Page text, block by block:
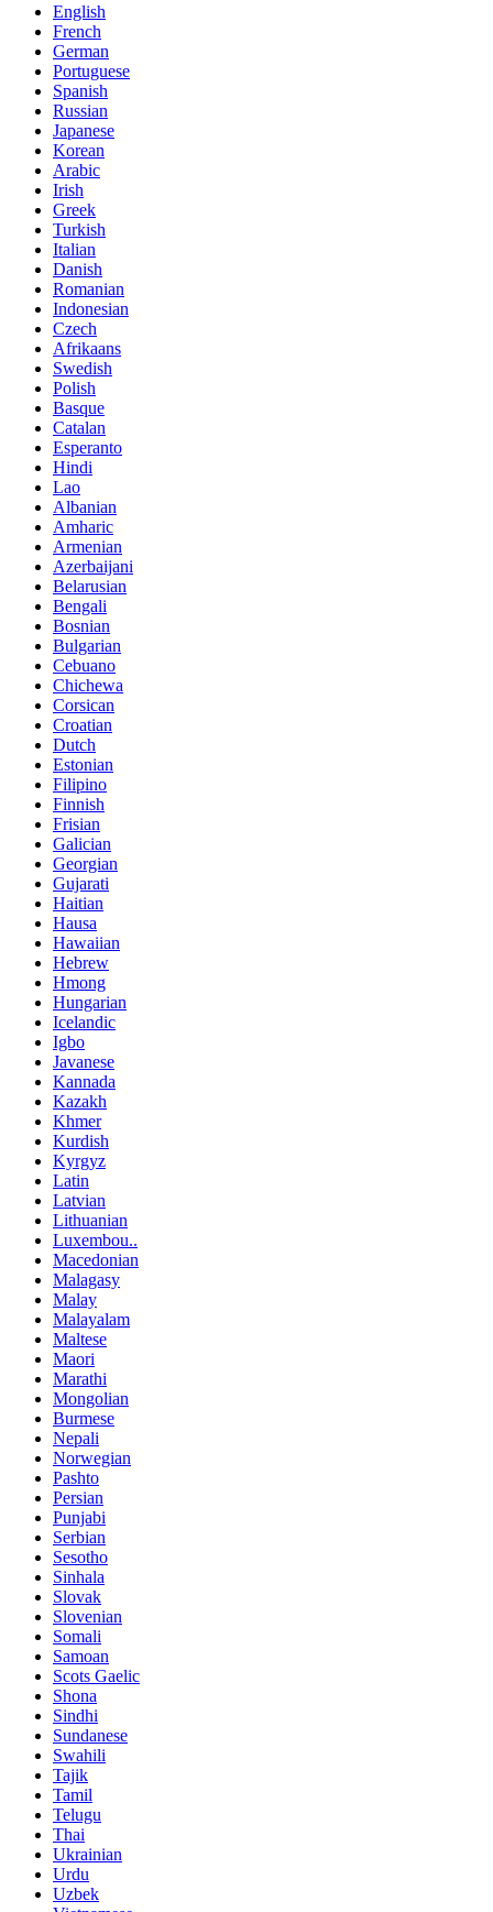
English
French
German
Portuguese
Spanish
Russian
Japanese
Korean
Arabic
Irish
Greek
Turkish
Italian
Danish
Romanian
Indonesian
Czech
Afrikaans
Swedish
Polish
Basque
Catalan
Esperanto
Hindi
Lao
Albanian
Amharic
Armenian
Azerbaijani
Belarusian
Bengali
Bosnian
Bulgarian
Cebuano
Chichewa
Corsican
Croatian
Dutch
Estonian
Filipino
Finnish
Frisian
Galician
Georgian
Gujarati
Haitian
Hausa
Hawaiian
Hebrew
Hmong
Hungarian
Icelandic
Igbo
Javanese
Kannada
Kazakh
Khmer
Kurdish
Kyrgyz
Latin
Latvian
Lithuanian
Luxembou..
Macedonian
Malagasy
Malay
Malayalam
Maltese
Maori
Marathi
Mongolian
Burmese
Nepali
Norwegian
Pashto
Persian
Punjabi
Serbian
Sesotho
Sinhala
Slovak
Slovenian
Somali
Samoan
Scots Gaelic
Shona
Sindhi
Sundanese
Swahili
Tajik
Tamil
Telugu
Thai
Ukrainian
Urdu
Uzbek